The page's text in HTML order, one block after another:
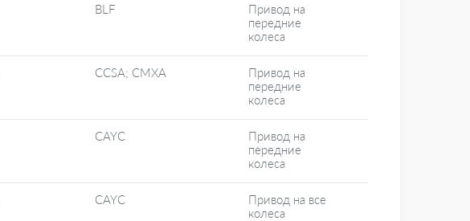
BLF
Привод на
передние
колеса
CCSA; CMXA
Привод на
передние
колеса
CAYC
Привод на
передние
колеса
CAYC
Привод на все
колеса